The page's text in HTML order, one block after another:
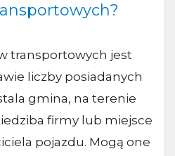
transportowych jest
liczby posiadanych
gmina, na terenie
firmy lub miejsce
pojazdu. Mogą one